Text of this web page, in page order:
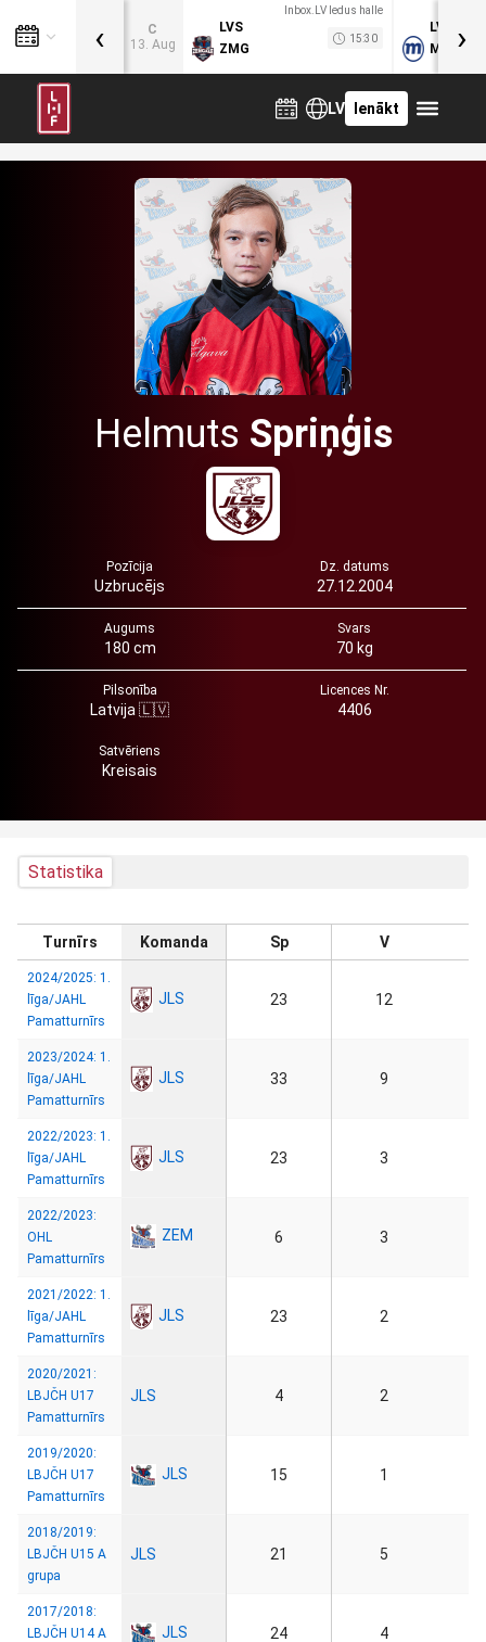
C
13. Aug
Inbox.LV ledus halle
LVS
ZMG
15:30
LVB
MOG
‹ ›
LV Ienākt
Helmuts Spriņģis
Pozīcija
Uzbrucējs
Dz. datums
27.12.2004
Augums
180 cm
Svars
70 kg
Pilsonība
Latvija 🇱🇻
Licences Nr.
4406
Satvēriens
Kreisais
Statistika
Turnīrs Komanda Sp V
2024/2025: 1.
līga/JAHL
Pamatturnīrs
JLS 23 12
2023/2024: 1.
līga/JAHL
Pamatturnīrs
JLS 33 9
2022/2023: 1.
līga/JAHL
Pamatturnīrs
JLS 23 3
2022/2023:
OHL
Pamatturnīrs
ZEM 6 3
2021/2022: 1.
līga/JAHL
Pamatturnīrs
JLS 23 2
2020/2021:
LBJČH U17
Pamatturnīrs
JLS 4 2
2019/2020:
LBJČH U17
Pamatturnīrs
JLS 15 1
2018/2019:
LBJČH U15 A
grupa
JLS 21 5
2017/2018:
LBJČH U14 A
JLS 24 4